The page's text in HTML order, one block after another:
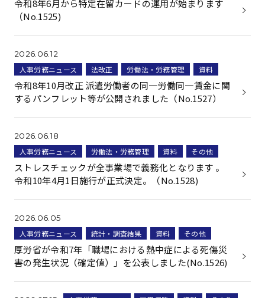
令和8年6月から特定在留カードの運用が始まります
（No.1525)
2026.06.12
人事労務ニュース 法改正 労働法・労務管理 資料
令和8年10月改正 派遣労働者の同一労働同一賃金に関
するパンフレット等が公開されました（No.1527）
2026.06.18
人事労務ニュース 労働法・労務管理 資料 その他
ストレスチェックが全事業場で義務化となります 。
令和10年4月1日施行が正式決定。（No.1528)
2026.06.05
人事労務ニュース 統計・調査結果 資料 その他
厚労省が令和7年「職場における熱中症による死傷災
害の発生状況（確定値）」を公表しました(No.1526)